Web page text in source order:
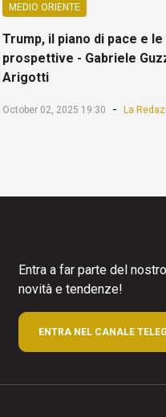
MEDIO ORIENTE
Trump, il piano di pace e le
prospettive - Gabriele
Arigotti
October 02, 2025 19:30 - La
Entra a far parte del
novità e tendenze!
ENTRA NEL CANALE